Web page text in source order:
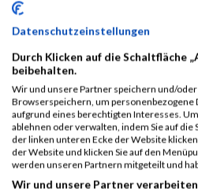
zur Zeitmessung
Datenschutzeinstellungen
Durch Klicken auf die Schaltfläche
beibehalten.
Wir und unsere Partner speichern und/
Browserspeichern, um personenbezogene
aufgrund eines berechtigten Interesses.
ablehnen oder verwalten, indem Sie auf
der linken unteren Ecke der Website
der Website und klicken Sie auf den
werden unseren Partnern mitgeteilt und
Wir und unsere Partner